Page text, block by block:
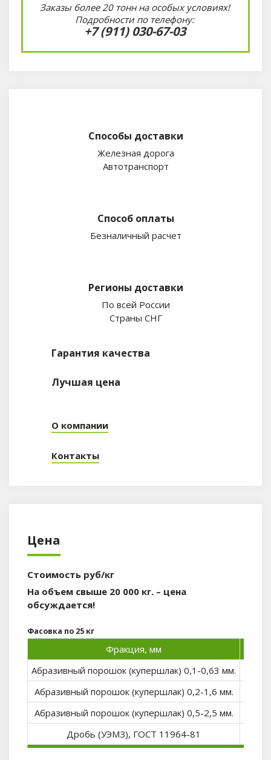
Заказы более 20 тонн на особых условиях!
Подробности по телефону:
+7 (911) 030-67-03
Способы доставки
Железная дорога
Автотранспорт
Способ оплаты
Безналичный расчет
Регионы доставки
По всей России
Страны СНГ
Гарантия качества
Лучшая цена
О компании
Контакты
Цена
Стоимость руб/кг
На объем свыше 20 000 кг. – цена
обсуждается!
Фасовка по 25 кг
Фракция, мм
Абразивный порошок (купершлак) 0,1-0,63 мм.
Абразивный порошок (купершлак) 0,2-1,6 мм.
Абразивный порошок (купершлак) 0,5-2,5 мм.
Дробь (УЭМЗ), ГОСТ 11964-81